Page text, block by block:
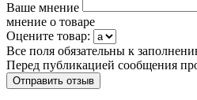
Ваше мнение
мнение о товаре
Оцените товар:
Все поля обязательны к
Перед публикацией сообщения